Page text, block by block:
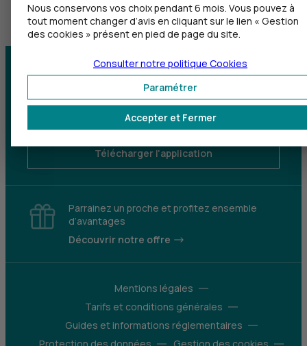
Centre d'aide Trouver une agence
Sourds et
Télécharger l'application
Parrainez un proche et profitez ensemble
d’avantages
Découvrir notre offre
Mentions légales
Tarifs et conditions générales
Guides et informations réglementaires
Nous conservons vos choix pendant 6 mois. Vous pouvez à
tout moment changer d’avis en cliquant sur le lien « Gestion
des cookies » présent en pied de page du site.
Accepter et Fermer
Paramétrer
Consulter notre politique Cookies